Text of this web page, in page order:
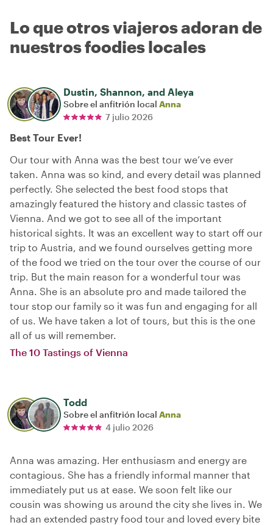
Lo que otros viajeros adoran de
nuestros foodies locales
Dustin, Shannon, and Aleya
Sobre el anfitrión local Anna
7 julio 2026
Best Tour Ever!
Our tour with Anna was the best tour we’ve ever
taken. Anna was so kind, and every detail was planned
perfectly. She selected the best food stops that
amazingly featured the history and classic tastes of
Vienna. And we got to see all of the important
historical sights. It was an excellent way to start off our
trip to Austria, and we found ourselves getting more
of the food we tried on the tour over the course of our
trip. But the main reason for a wonderful tour was
Anna. She is an absolute pro and made tailored the
tour stop our family so it was fun and engaging for all
of us. We have taken a lot of tours, but this is the one
all of us will remember.
The 10 Tastings of Vienna
Todd
Sobre el anfitrión local Anna
4 julio 2026
Anna was amazing. Her enthusiasm and energy are
contagious. She has a friendly informal manner that
immediately put us at ease. We soon felt like our
cousin was showing us around the city she lives in. We
had an extended pastry food tour and loved every bite